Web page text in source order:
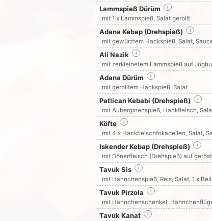
Lammspieß Dürüm i
mit 1 x Lammspieß, Salat gerollt
Adana Kebap (Drehspieß) i
mit gewürztem Hackspieß, Salat,
Ali Nazik i
mit zerkleinetem Lammspieß auf
Adana Dürüm i
mit gerolltem Hackspieß, Salat
Patlican Kebabi (Drehspieß) i
mit Auberginenspieß, Hackfleisch,
Köfte i
mit 4 x Hackfleischfrikadellen, Salat,
Iskender Kebap (Drehspieß) i
mit Dönerfleisch (Drehspieß) auf
Tavuk Sis i
mit Hähnchenspieß, Reis, Salat, 1 x
Tavuk Pirzola i
mit Hähnchenschenkel,
Tavuk Kanat i